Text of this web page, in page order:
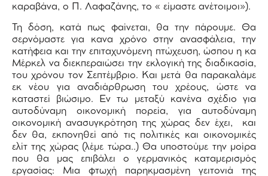
καραβάνα, ο Π. Λαφαζάνης, το « είμαστε ανέτοιμοι»).
Τη δόση, κατά πως φαίνεται, θα την πάρουμε. Θα
σερνόμαστε για κανα χρόνο στην ανασφάλεια, την
κατήφεια και την επιταχυνόμενη πτώχευση, ώσπου η κα
Μέρκελ να διεκπεραιώσει την εκλογική της διαδικασία,
του χρόνου τον Σεπτέμβριο. Και μετά θα παρακαλάμε
εκ νέου για αναδιάρθρωση του χρέους, ώστε να
καταστεί βιώσιμο. Εν τω μεταξύ κανένα σχέδιο για
αυτοδύναμη οικονομική πορεία, για αυτοδύναμη
οικονομική ανασυγκρότηση της χώρας δεν έχει, και
δεν θα, εκπονηθεί από τις πολιτικές και οικονομικές
ελίτ της χώρας (λέμε τώρα..) Θα υποστούμε την μοίρα
που θα μας επιβάλει ο γερμανικός καταμερισμός
εργασίας: Μια φτωχή παρηκμασμένη γειτονιά της